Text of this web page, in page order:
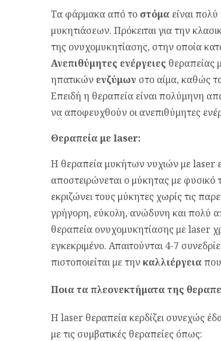
Τα φάρμακα από το στόμα είναι
μυκητιάσεων. Πρόκειται για την
της ονυχομυκητίασης, στην οποία
Ανεπιθύμητες ενέργειες θεραπείας
ηπατικών ενζύμων στο αίμα, καθώς
Επειδή η θεραπεία είναι πολύμηνη
να αποφευχθούν οι ανεπιθύμητες
Θεραπεία με laser:
Η θεραπεία μυκήτων νυχιών με laser
αποστειρώνεται ο μύκητας με φυσικό
εκριζώνει τους μύκητες χωρίς τις
γρήγορη, εύκολη, ανώδυνη και πολύ
θεραπεία ονυχομυκητίασης με laser
εγκεκριμένο. Απαιτούνται 4-7
πιστοποιείται με την καλλιέργεια
Ποια τα πλεονεκτήματα της
Η laser θεραπεία κερδίζει συνεχώς
με τις συμβατικές θεραπείες όπως: